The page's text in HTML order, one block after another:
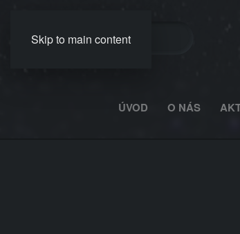
Skip to main content
ÚVOD O NÁS